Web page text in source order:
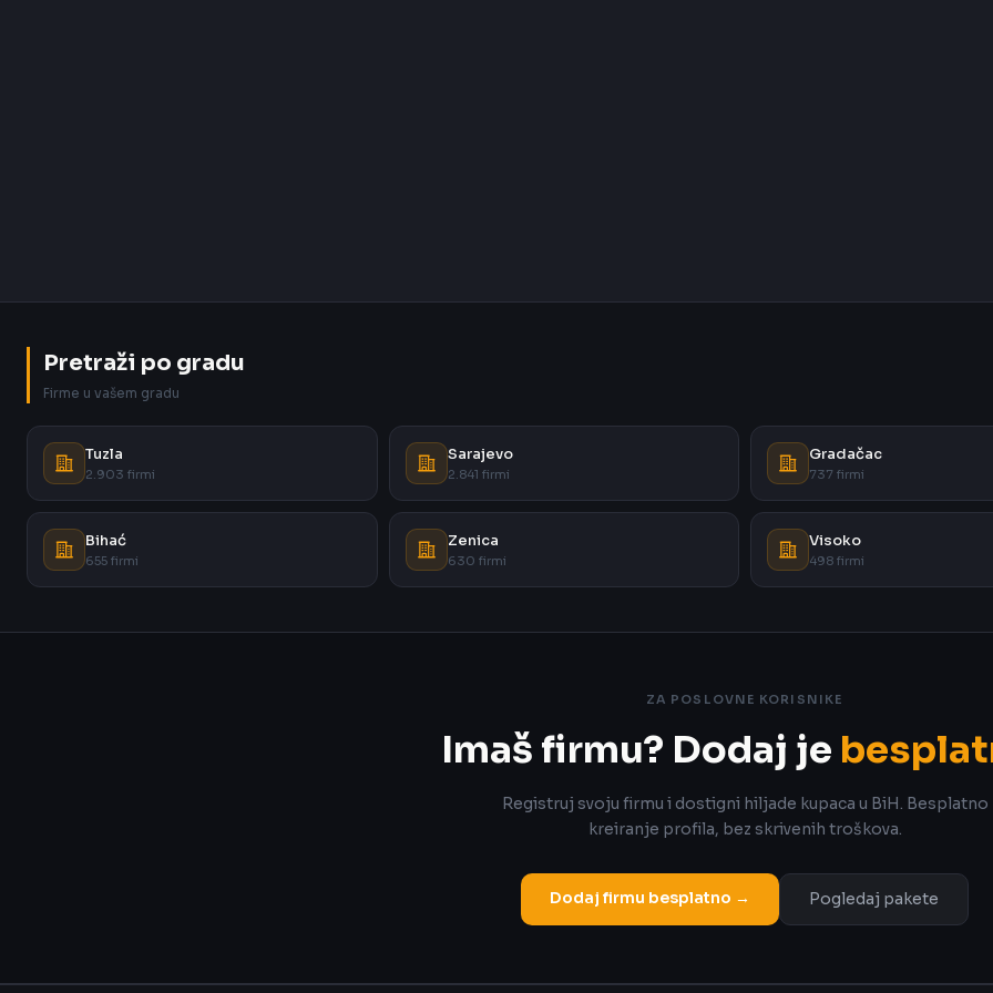
Pretraži po gradu
Firme u vašem gradu
Tuzla
2.903 firmi
Sarajevo
2.841 firmi
Gradačac
737 firmi
Bihać
655 firmi
Zenica
630 firmi
Visoko
498 firmi
ZA POSLOVNE KORISNIKE
Imaš firmu? Dodaj je
Registruj svoju firmu i dostigni hiljade kupaca u BiH. Besplatno
kreiranje profila, bez skrivenih troškova.
Dodaj firmu besplatno → Pogledaj pakete